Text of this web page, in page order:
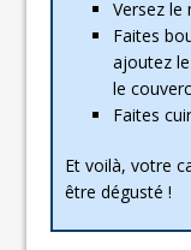
Versez le
Faites
ajoutez
le
Faites
Et voilà, votre
être dégusté !